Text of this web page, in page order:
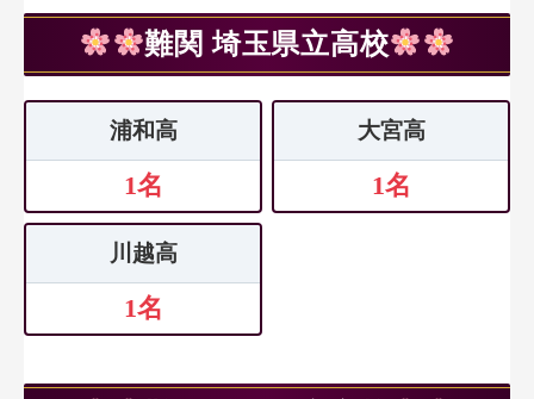
難関 埼玉県立高校
浦和高
1名
大宮高
1名
川越高
1名